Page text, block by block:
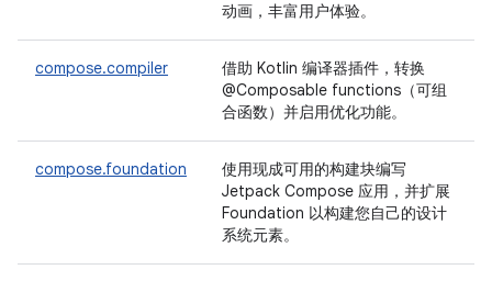
动画，丰富用户体验。
compose.compiler
借助 Kotlin 编译器插件，转换
@Composable functions（可组
合函数）并启用优化功能。
compose.foundation
使用现成可用的构建块编写
Jetpack Compose 应用，并扩展
Foundation 以构建您自己的设计
系统元素。